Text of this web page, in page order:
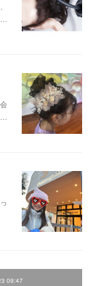
09:47